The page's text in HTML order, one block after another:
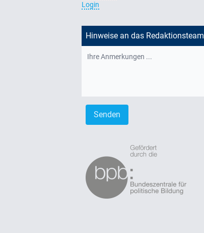
Login
Hinweise an das Redaktionsteam
Senden